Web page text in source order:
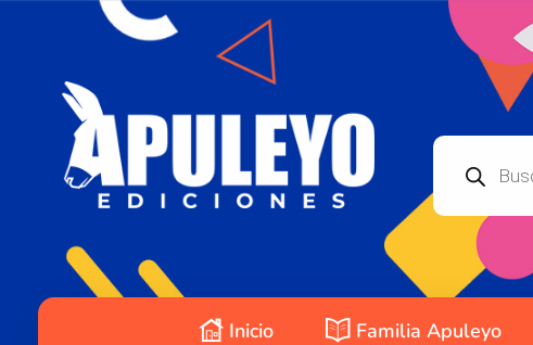
Inicio Familia Apuleyo